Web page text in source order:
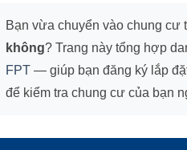
Bạn vừa chuyển vào chung cư
không? Trang này tổng hợp
FPT — giúp bạn đăng ký lắp
để kiểm tra chung cư của bạn